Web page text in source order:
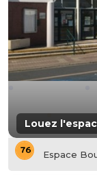
Louez
Espace